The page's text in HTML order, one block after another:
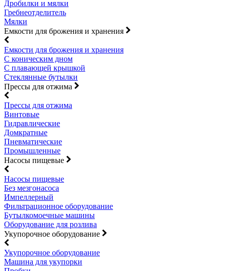
Дробилки и мялки
Гребнеотделитель
Мялки
Емкости для брожения и хранения
Емкости для брожения и хранения
С коническим дном
С плавающей крышкой
Стеклянные бутылки
Прессы для отжима
Прессы для отжима
Винтовые
Гидравлические
Домкратные
Пневматические
Промышленные
Насосы пищевые
Насосы пищевые
Без мезгонасоса
Импеллерный
Фильтрационное оборудование
Бутылкомоечные машины
Оборудование для розлива
Укупорочное оборудование
Укупорочное оборудование
Машина для укупорки